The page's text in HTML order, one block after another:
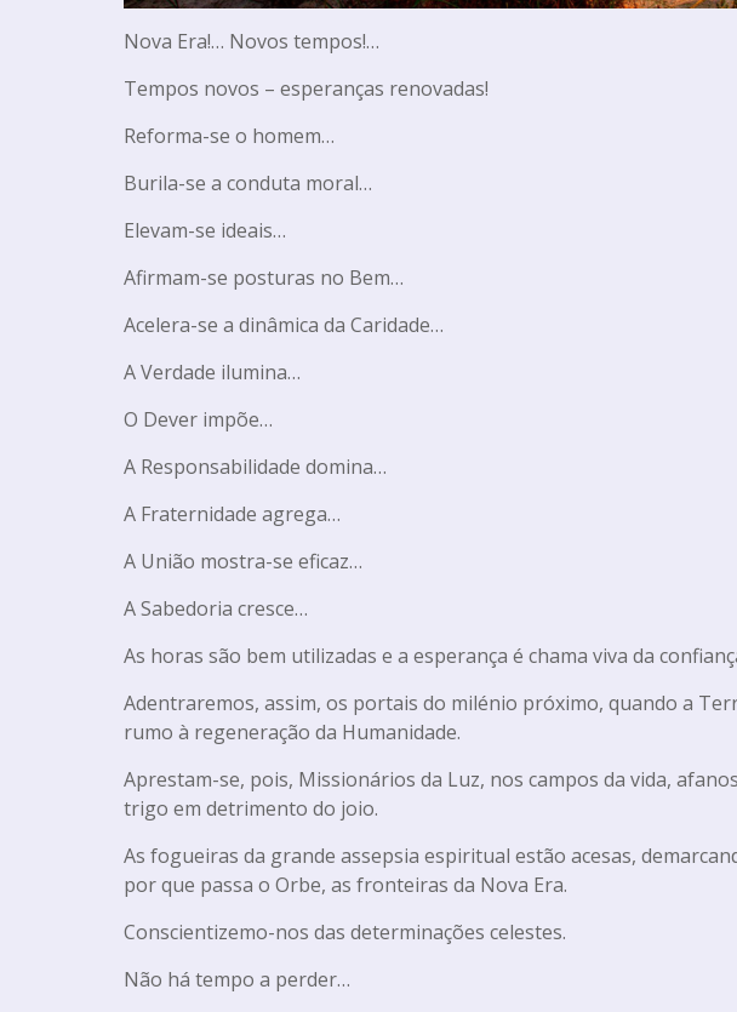
Nova Era!… Novos tempos!…
Tempos novos – esperanças renovadas!
Reforma-se o homem…
Burila-se a conduta moral…
Elevam-se ideais…
Afirmam-se posturas no Bem…
Acelera-se a dinâmica da Caridade…
A Verdade ilumina…
O Dever impõe…
A Responsabilidade domina…
A Fraternidade agrega…
A União mostra-se eficaz…
A Sabedoria cresce…
As horas são bem utilizadas e a esperança é chama viva da
Adentraremos, assim, os portais do milénio próximo, quando a
rumo à regeneração da Humanidade.
Aprestam-se, pois, Missionários da Luz, nos campos da vida,
trigo em detrimento do joio.
As fogueiras da grande assepsia espiritual estão acesas,
por que passa o Orbe, as fronteiras da Nova Era.
Conscientizemo-nos das determinações celestes.
Não há tempo a perder…